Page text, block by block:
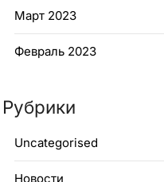
Март 2023
Февраль 2023
Рубрики
Uncategorised
Новости